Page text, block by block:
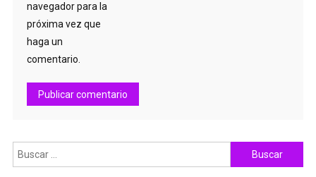
navegador para la
próxima vez que
haga un
comentario.
Buscar: